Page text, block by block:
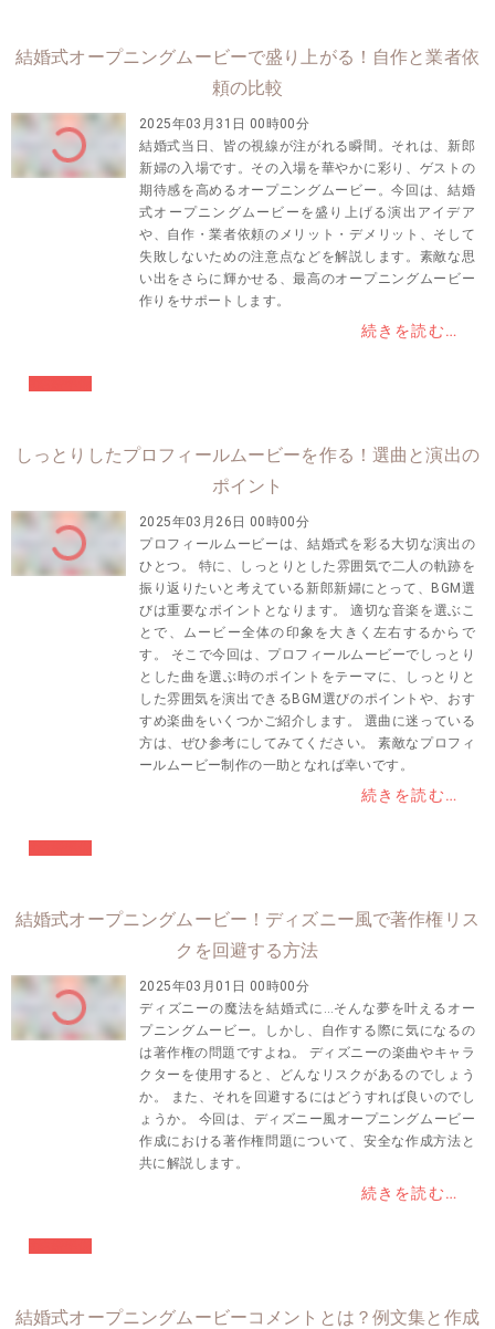
結婚式オープニングムービーで盛り上がる！自作と業者依
頼の比較
2025年03月31日 00時00分
結婚式当日、皆の視線が注がれる瞬間。それは、新郎
新婦の入場です。その入場を華やかに彩り、ゲストの
期待感を高めるオープニングムービー。今回は、結婚
式オープニングムービーを盛り上げる演出アイデア
や、自作・業者依頼のメリット・デメリット、そして
失敗しないための注意点などを解説します。素敵な思
い出をさらに輝かせる、最高のオープニングムービー
作りをサポートします。
続きを読む…
しっとりしたプロフィールムービーを作る！選曲と演出の
ポイント
2025年03月26日 00時00分
プロフィールムービーは、結婚式を彩る大切な演出の
ひとつ。 特に、しっとりとした雰囲気で二人の軌跡を
振り返りたいと考えている新郎新婦にとって、BGM選
びは重要なポイントとなります。 適切な音楽を選ぶこ
とで、ムービー全体の印象を大きく左右するからで
す。 そこで今回は、プロフィールムービーでしっとり
とした曲を選ぶ時のポイントをテーマに、しっとりと
した雰囲気を演出できるBGM選びのポイントや、おす
すめ楽曲をいくつかご紹介します。 選曲に迷っている
方は、ぜひ参考にしてみてください。 素敵なプロフィ
ールムービー制作の一助となれば幸いです。
続きを読む…
結婚式オープニングムービー！ディズニー風で著作権リス
クを回避する方法
2025年03月01日 00時00分
ディズニーの魔法を結婚式に…そんな夢を叶えるオー
プニングムービー。しかし、自作する際に気になるの
は著作権の問題ですよね。 ディズニーの楽曲やキャラ
クターを使用すると、どんなリスクがあるのでしょう
か。 また、それを回避するにはどうすれば良いのでし
ょうか。 今回は、ディズニー風オープニングムービー
作成における著作権問題について、安全な作成方法と
共に解説します。
続きを読む…
結婚式オープニングムービーコメントとは？例文集と作成